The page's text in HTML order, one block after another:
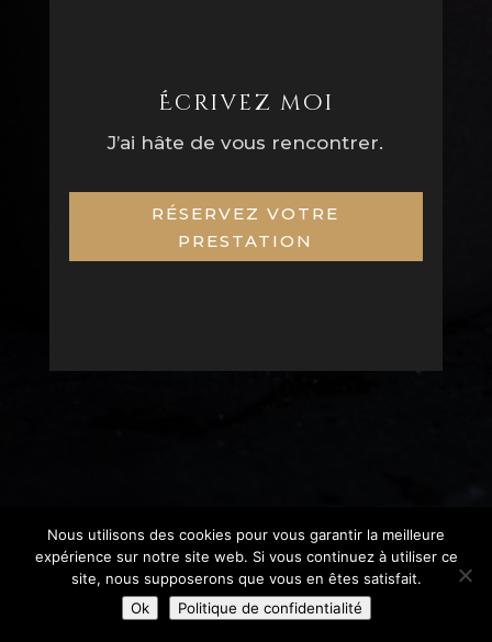
Écrivez moi
J’ai hâte de vous rencontrer.
RÉSERVEZ VOTRE
PRESTATION
Informations
Nous utilisons des cookies pour vous garantir la meilleure
expérience sur notre site web. Si vous continuez à utiliser ce
site, nous supposerons que vous en êtes satisfait.
Ok
Politique de confidentialité